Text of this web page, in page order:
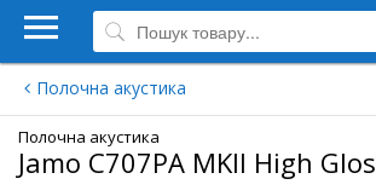
Полочна акустика
Полочна акустика
Jamo C707PA MKII High